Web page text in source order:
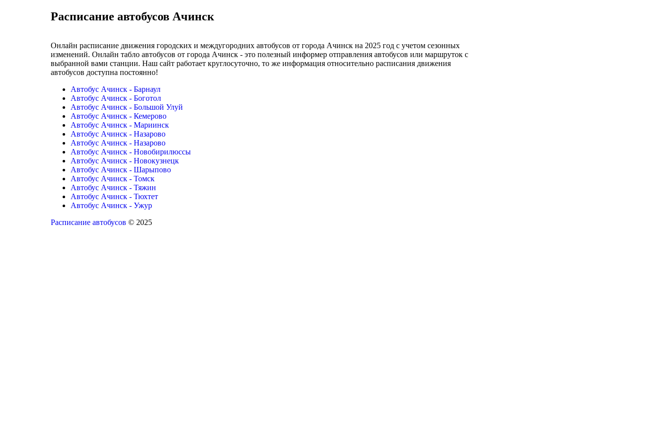
Расписание автобусов Ачинск
Онлайн расписание движения городских и междугородних автобусов от города Ачинск на 2025 год с учетом сезонных
изменений. Онлайн табло автобусов от города Ачинск - это полезный информер отправления автобусов или маршруток с
выбранной вами станции. Наш сайт работает круглосуточно, то же информация относительно расписания движения
автобусов доступна постоянно!
Автобус Ачинск - Барнаул
Автобус Ачинск - Боготол
Автобус Ачинск - Большой Улуй
Автобус Ачинск - Кемерово
Автобус Ачинск - Мариинск
Автобус Ачинск - Назарово
Автобус Ачинск - Назарово
Автобус Ачинск - Новобирилюссы
Автобус Ачинск - Новокузнецк
Автобус Ачинск - Шарыпово
Автобус Ачинск - Томск
Автобус Ачинск - Тяжин
Автобус Ачинск - Тюхтет
Автобус Ачинск - Ужур
Расписание автобусов © 2025